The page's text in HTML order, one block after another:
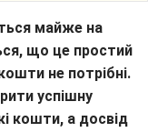
майже на
що це простий
не потрібні.
успішну
кошти, а досвід